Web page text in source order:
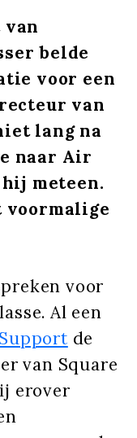
belde
voor een
van
lang na
naar Air
meteen.
voormalige
voor
Al een
de
van Square
erover